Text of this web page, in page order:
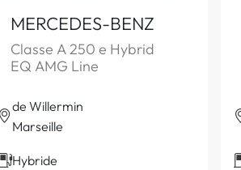
MERCEDES-BENZ
Classe A 250 e Hybrid
EQ AMG Line
de Willermin
Marseille
Hybride